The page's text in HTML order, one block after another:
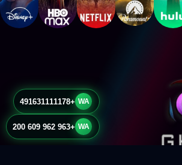
WA
+491631111178
WA
+963 962 609 200